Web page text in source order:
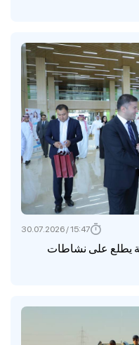
يطلع على نشاطات
15:47 / 30.07.2026